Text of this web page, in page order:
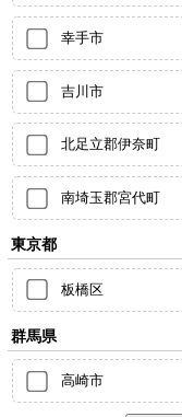
幸手市
吉川市
北足立郡伊奈町
南埼玉郡宮代町
東京都
板橋区
群馬県
高崎市